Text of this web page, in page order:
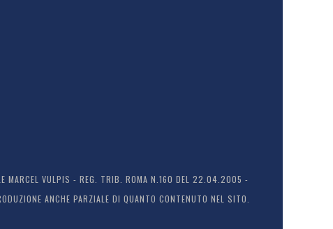
MARCEL VULPIS - REG. TRIB. ROMA N.160 DEL 22.04.2005 -
ANCHE PARZIALE DI QUANTO CONTENUTO NEL SITO.